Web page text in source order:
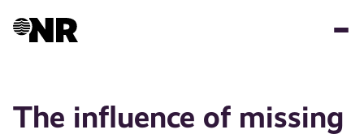
The influence of missing